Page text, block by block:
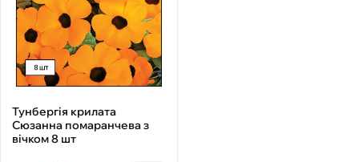
Тунбергія крилата
Сюзанна помаранчева з
вічком 8 шт